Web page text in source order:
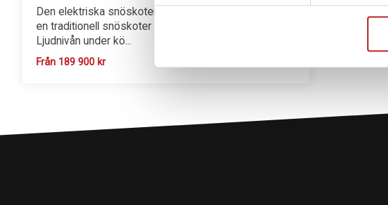
Den elektriska snöskotern är mycket tyst jämfört med
en traditionell snöskoter med förbränningsmotor.
Ljudnivån under kö...
Från 189 900 kr